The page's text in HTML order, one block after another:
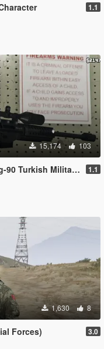
1.1
15,174 103
Military Sniper Rifle) 1.1
1,630 8
Forces) 3.0